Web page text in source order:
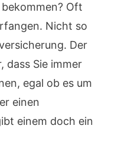
Oft
Nicht so
Der
dass Sie immer
egal ob es um
einen
einem doch ein